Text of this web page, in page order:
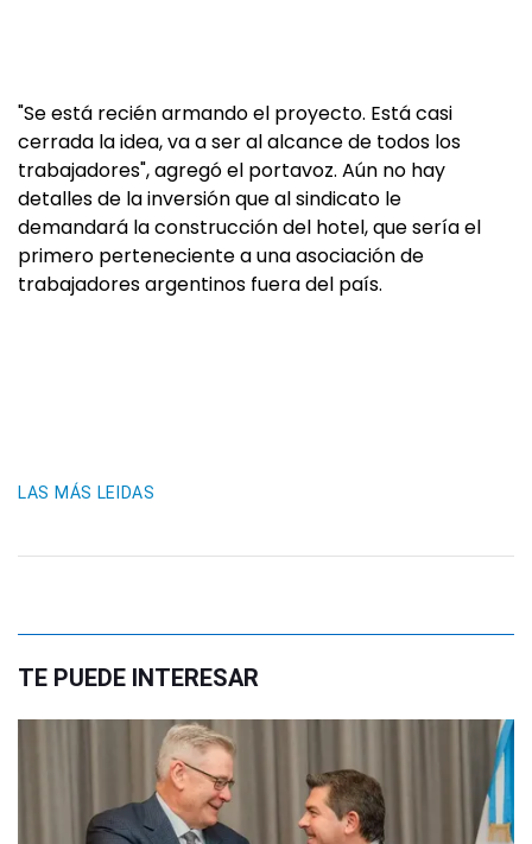
"Se está recién armando el proyecto. Está casi
cerrada la idea, va a ser al alcance de todos los
trabajadores", agregó el portavoz. Aún no hay
detalles de la inversión que al sindicato le
demandará la construcción del hotel, que sería el
primero perteneciente a una asociación de
trabajadores argentinos fuera del país.
LAS MÁS LEIDAS
TE PUEDE INTERESAR